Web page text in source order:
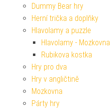
Dummy Bear hry
Herní trička a doplňky
Hlavolamy a puzzle
Hlavolamy - Mozkovna
Rubikova kostka
Hry pro dva
Hry v angličtině
Mozkovna
Párty hry